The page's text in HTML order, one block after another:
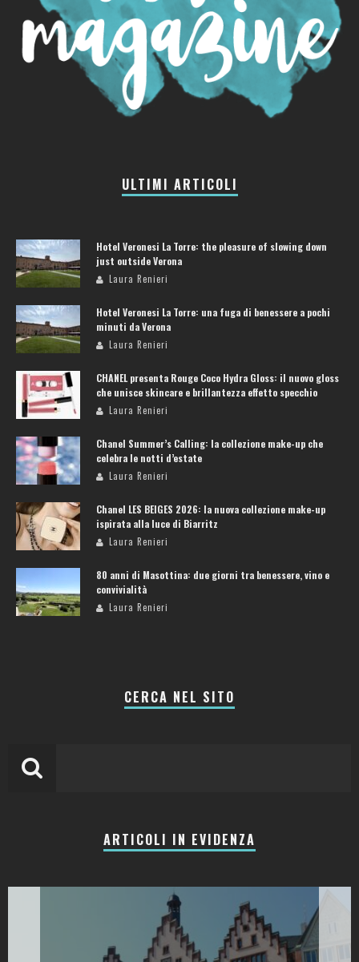
ULTIMI ARTICOLI
Hotel Veronesi La Torre: the pleasure of slowing down
just outside Verona
Laura Renieri
Hotel Veronesi La Torre: una fuga di benessere a pochi
minuti da Verona
Laura Renieri
CHANEL presenta Rouge Coco Hydra Gloss: il nuovo gloss
che unisce skincare e brillantezza effetto specchio
Laura Renieri
Chanel Summer’s Calling: la collezione make-up che
celebra le notti d’estate
Laura Renieri
Chanel LES BEIGES 2026: la nuova collezione make-up
ispirata alla luce di Biarritz
Laura Renieri
80 anni di Masottina: due giorni tra benessere, vino e
convivialità
Laura Renieri
CERCA NEL SITO
ARTICOLI IN EVIDENZA